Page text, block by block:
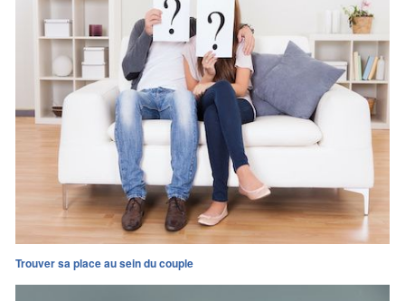
Trouver sa place au sein du couple